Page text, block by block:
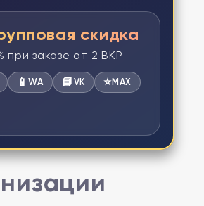
скидка
при заказе от 2 ВКР
📱WA 📘 VK ⭐MAX